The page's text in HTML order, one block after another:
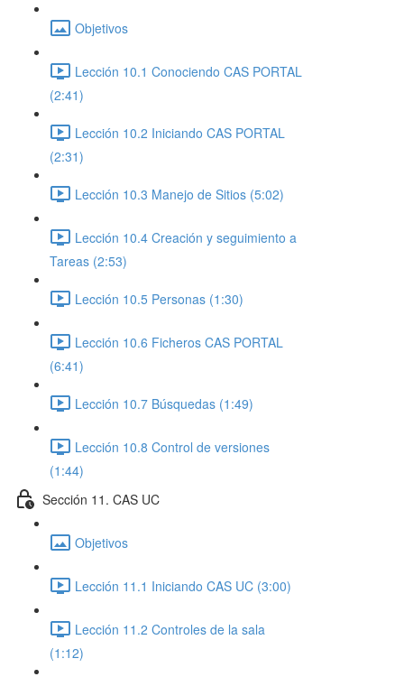
Objetivos
Lección 10.1 Conociendo CAS PORTAL
(2:41)
Lección 10.2 Iniciando CAS PORTAL
(2:31)
Lección 10.3 Manejo de Sitios (5:02)
Lección 10.4 Creación y seguimiento a
Tareas (2:53)
Lección 10.5 Personas (1:30)
Lección 10.6 Ficheros CAS PORTAL
(6:41)
Lección 10.7 Búsquedas (1:49)
Lección 10.8 Control de versiones
(1:44)
Sección 11. CAS UC
Objetivos
Lección 11.1 Iniciando CAS UC (3:00)
Lección 11.2 Controles de la sala
(1:12)